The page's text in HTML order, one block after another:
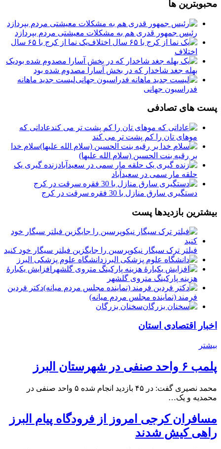
محبوبترین ها
رئیس جمهور قدری هم به مشکلات معیشتی مردم بپردازد
یک نما از کرج با ۶۵ سال
اختلاف
یک
بهله جغد شاخدار که در بخش آسارا مصدوم شده بود
لیست جدید ماهانه
فدراسیون جهانی
پست های تصادفی
عاداتی که
موهای تان را کم پشت تر می کند
سلام خدا
بر رقیه بنت الحسین (سلام الله علیها)
زنده گیری یک
حلقه مار سمی در سعیدآباد
دستگیری سارق منازل با 30 فقره سرقت در کرج
بیشترین بازدیدها پست
فیلتر ترک سیگار نیکوپرسین را جایگزین فیلتر سیگار خود کنید
دانشگاه علوم پزشکی البرز
افزایش یکبارۀ
هزینه پارکینگ متروی گلشهر
دكتر فردين
فرمند (نماينده مجلس مردم میانه)
سخنان بزرگان
اخبار اقتصادی استان
بیشتر
پلمب ۶ واحد صنفی در شهرستان البرز
محمد نصیری گفت: در ۴۵ بازدید انجام شده ۵ واحد صنفی در
محمدیه و یک…
مسافران کرجی امروز از فرودگاه پیام البرز
راهی کیش شدند